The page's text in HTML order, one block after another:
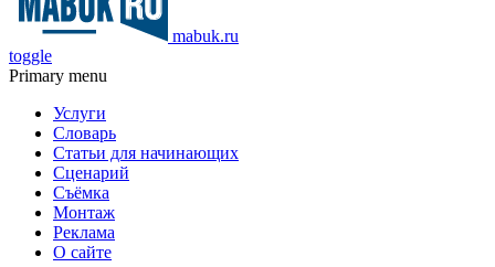
mabuk.ru
toggle
Primary menu
Услуги
Словарь
Статьи для начинающих
Сценарий
Съёмка
Монтаж
Реклама
О сайте